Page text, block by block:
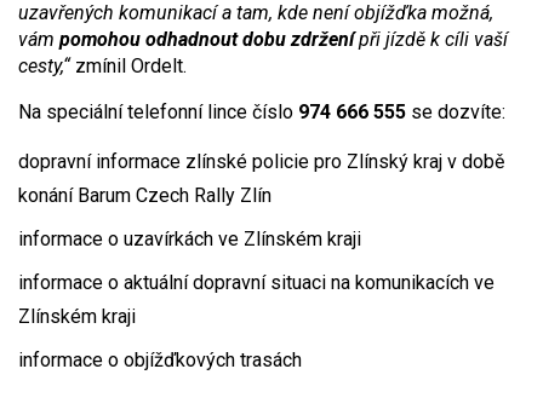
uzavřených komunikací a tam, kde není objížďka možná,
vám pomohou odhadnout dobu zdrženípři jízdě k cíli vaší
cesty,“zmínil Ordelt.
Na speciální telefonní lince číslo 974 666 555 se dozvíte:
dopravní informace zlínské policie pro Zlínský kraj v době
konání Barum Czech Rally Zlín
informace o uzavírkách ve Zlínském kraji
informace o aktuální dopravní situaci na komunikacích ve
Zlínském kraji
informace o objížďkových trasách